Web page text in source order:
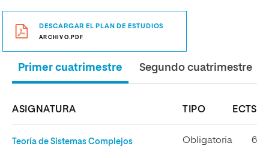
DESCARGAR EL PLAN DE ESTUDIOS
ARCHIVO.PDF
Primer cuatrimestre Segundo cuatrimestre
ASIGNATURA TIPO ECTS
Teoría de Sistemas Complejos Obligatoria 6